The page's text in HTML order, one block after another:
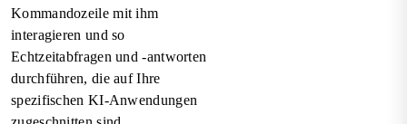
Kommandozeile mit ihm
interagieren und so
Echtzeitabfragen und -antworten
durchführen, die auf Ihre
spezifischen KI-Anwendungen